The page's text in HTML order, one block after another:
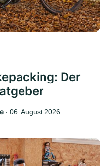
Der
‧ 06. August 2026